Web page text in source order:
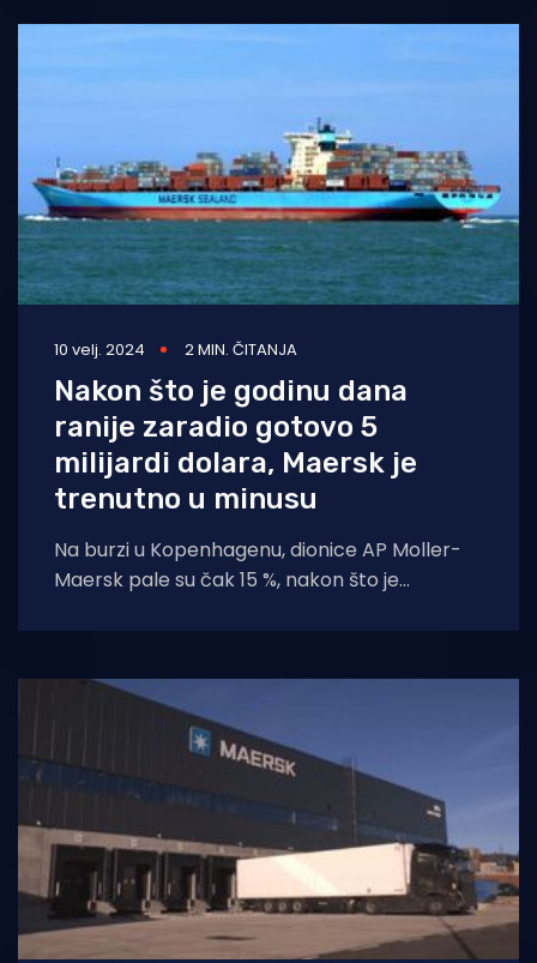
10 velj. 2024 2 MIN. ČITANJA
Nakon što je godinu dana
ranije zaradio gotovo 5
milijardi dolara, Maersk je
trenutno u minusu
Na burzi u Kopenhagenu, dionice AP Moller-
Maersk pale su čak 15 %, nakon što je